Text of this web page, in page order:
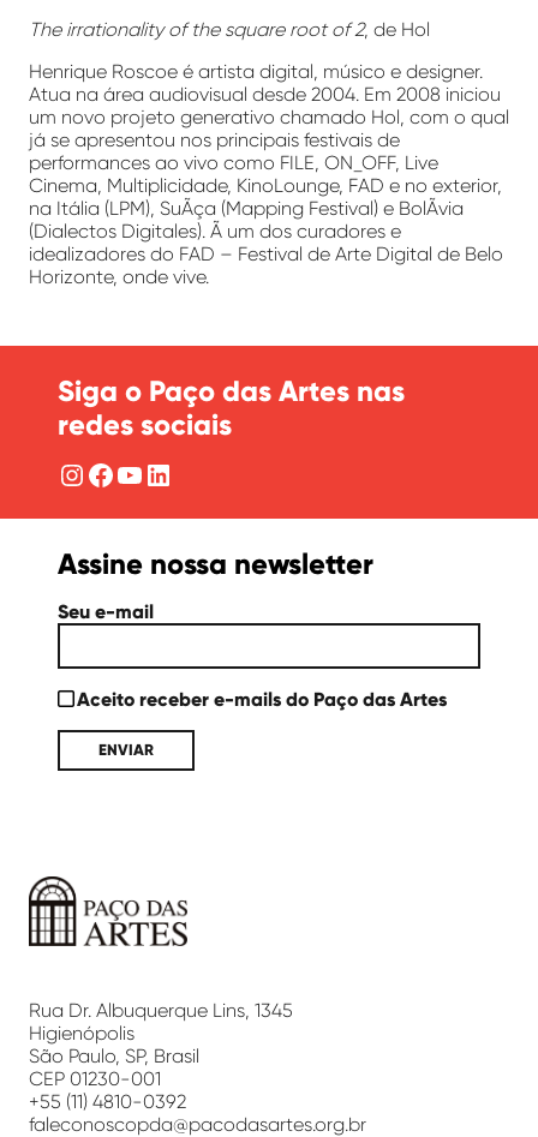
The irrationality of the square root of 2, de Hol
Henrique Roscoe é artista digital, músico e designer.
Atua na área audiovisual desde 2004. Em 2008 iniciou
um novo projeto generativo chamado Hol, com o qual
já se apresentou nos principais festivais de
performances ao vivo como FILE, ON_OFF, Live
Cinema, Multiplicidade, KinoLounge, FAD e no exterior,
na Itália (LPM), SuÃ­ça (Mapping Festival) e BolÃ­via
(Dialectos Digitales). Ã um dos curadores e
idealizadores do FAD – Festival de Arte Digital de Belo
Horizonte, onde vive.
Siga o Paço das Artes nas
redes sociais
Instagram
Facebook
YouTube
LinkedIn
Assine nossa newsletter
Seu e-mail
Aceito receber e-mails do Paço das Artes
Artes
Rua Dr. Albuquerque Lins, 1345
Higienópolis
São Paulo, SP, Brasil
CEP 01230-001
+55 (11) 4810-0392
faleconoscopda@pacodasartes.org.br